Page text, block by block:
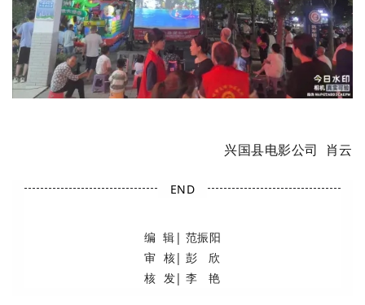
兴国县电影公司 肖云
END
编 辑| 范振阳
审 核| 彭 欣
核 发| 李 艳